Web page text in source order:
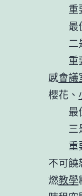
重
最
二
重
感會議
櫻花、
最
三
重
不可饒
燃教學